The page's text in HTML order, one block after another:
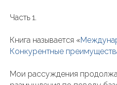
Часть 1.
Книга называется «
Конкурентные
Мои рассуждения